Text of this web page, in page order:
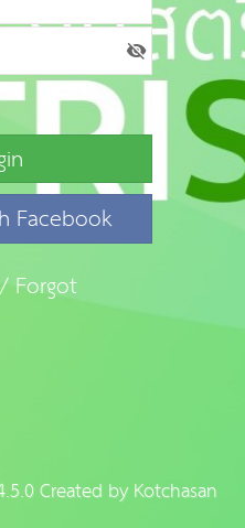
Facebook
Forgot
Created byKotchasan